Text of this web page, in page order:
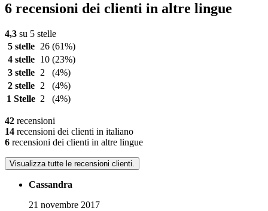
6 recensioni dei clienti in altre lingue
4,3 su 5 stelle
5 stelle
26 (61%)
4 stelle
10 (23%)
3 stelle
2
(4%)
2 stelle
2
(4%)
1 Stelle 2 (4%)
42 recensioni
14 recensioni dei clienti in italiano
6 recensioni dei clienti in altre lingue
Visualizza tutte le recensioni clienti.
Cassandra
21 novembre 2017